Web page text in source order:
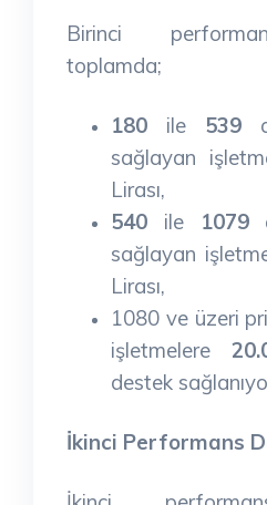
Birinci
toplamda;
180 ile 539
sağlayan
Lirası,
540 ile 1079
sağlayan
Lirası,
1080 ve üzeri
işletmelere
destek
İkinci Performans